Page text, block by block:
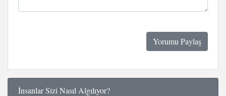
İnsanlar Sizi Nasıl Algılıyor?